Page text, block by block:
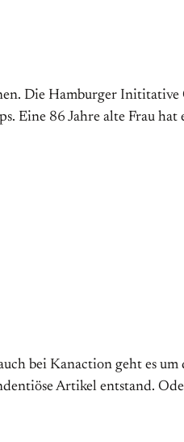
Die Hamburger
86 Jahre alte Frau hat
bei Kanaction geht es um
Artikel entstand.